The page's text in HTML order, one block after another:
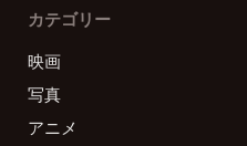
カテゴリー
映画
写真
アニメ